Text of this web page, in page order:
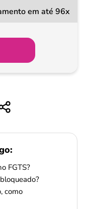
em até 96x
FGTS?
como